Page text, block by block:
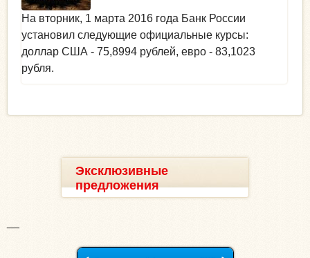
На вторник, 1 марта 2016 года Банк России
установил следующие официальные курсы:
доллар США - 75,8994 рублей, евро - 83,1023
рубля.
Эксклюзивные
предложения